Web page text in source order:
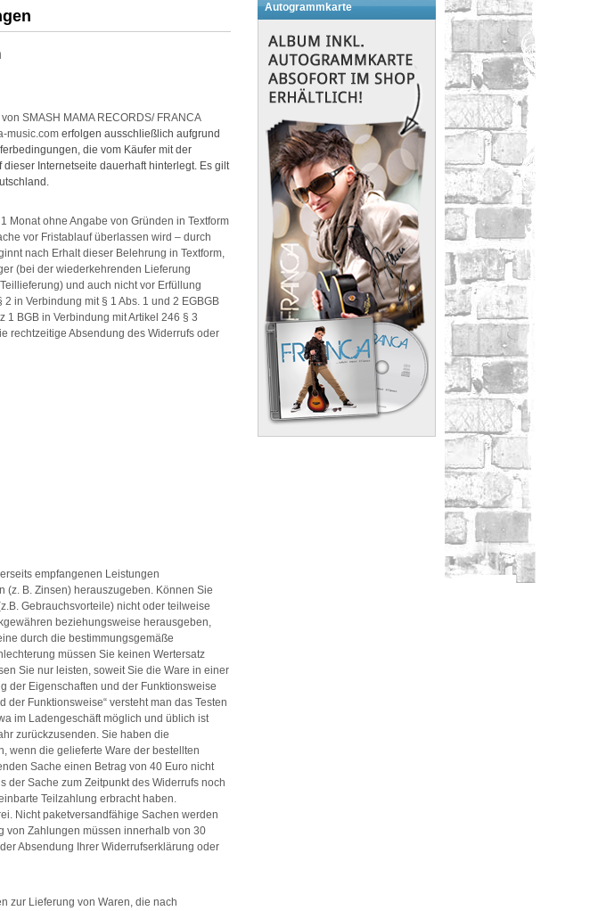
SMASH MAMA RECORDS/ FRANCA
music.com erfolgen ausschließlich aufgrund
die vom Käufer mit der
Internetseite dauerhaft hinterlegt. Es gilt
Monat ohne Angabe von Gründen in Textform
vor Fristablauf überlassen wird – durch
nach Erhalt dieser Belehrung in Textform,
(bei der wiederkehrenden Lieferung
und auch nicht vor Erfüllung
in Verbindung mit § 1 Abs. 1 und 2 EGBGB
1 BGB in Verbindung mit Artikel 246 § 3
rechtzeitige Absendung des Widerrufs oder
empfangenen Leistungen
B. Zinsen) herauszugeben. Können Sie
Gebrauchsvorteile) nicht oder teilweise
beziehungsweise herausgeben,
durch die bestimmungsgemäße
müssen Sie keinen Wertersatz
Sie nur leisten, soweit Sie die Ware in einer
der Eigenschaften und der Funktionsweise
der Funktionsweise“ versteht man das Testen
im Ladengeschäft möglich und üblich ist
zurückzusenden. Sie haben die
wenn die gelieferte Ware der bestellten
Sache einen Betrag von 40 Euro nicht
der Sache zum Zeitpunkt des Widerrufs noch
Teilzahlung erbracht haben.
Nicht paketversandfähige Sachen werden
von Zahlungen müssen innerhalb von 30
Absendung Ihrer Widerrufserklärung oder
zur Lieferung von Waren, die nach
Autogrammkarte